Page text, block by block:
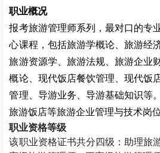
职业概况
报考旅游管理师系列，最对口的专
心课程，包括旅游学概论、旅游经
旅游资源学、旅游法规、旅游企业
概论、现代饭店餐饮管理、现代饭
管理、导游业务、导游基础知识等
旅游饭店等旅游企业管理与技术岗位
职业资格等级
该职业资格证书共分四级：助理旅